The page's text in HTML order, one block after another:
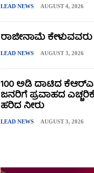
LEAD NEWS AUGUST 4, 2026
ರಾಜೀನಾಮೆ
LEAD NEWS AUGUST 3, 2026
100 ಅಡಿ ದಾಟಿದ
ಜನರಿಗೆ ಪ್ರವಾಹದ
ಹರಿದ ನೀರು
LEAD NEWS AUGUST 3, 2026